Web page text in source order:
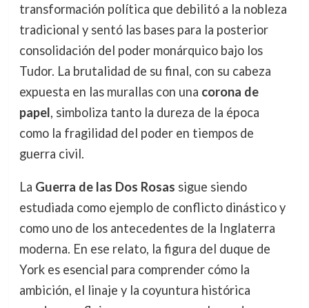
transformación política que debilitó a la nobleza
tradicional y sentó las bases para la posterior
consolidación del poder monárquico bajo los
Tudor. La brutalidad de su final, con su cabeza
expuesta en las murallas con una corona de
papel, simboliza tanto la dureza de la época
como la fragilidad del poder en tiempos de
guerra civil.
La Guerra de las Dos Rosas sigue siendo
estudiada como ejemplo de conflicto dinástico y
como uno de los antecedentes de la Inglaterra
moderna. En ese relato, la figura del duque de
York es esencial para comprender cómo la
ambición, el linaje y la coyuntura histórica